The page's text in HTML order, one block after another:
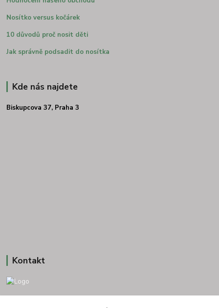
Nosítko versus kočárek
10 důvodů proč nosit děti
Jak správně podsadit do nosítka
Kde nás najdete
Biskupcova 37, Praha 3
Kontakt